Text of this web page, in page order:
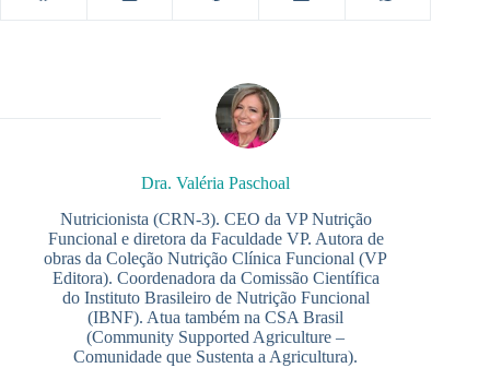
Dra. Valéria Paschoal
Nutricionista (CRN-3). CEO da VP Nutrição
Funcional e diretora da Faculdade VP. Autora de
obras da Coleção Nutrição Clínica Funcional (VP
Editora). Coordenadora da Comissão Científica
do Instituto Brasileiro de Nutrição Funcional
(IBNF). Atua também na CSA Brasil
(Community Supported Agriculture –
Comunidade que Sustenta a Agricultura).